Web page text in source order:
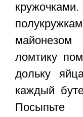
ломтику
дольку
каждый